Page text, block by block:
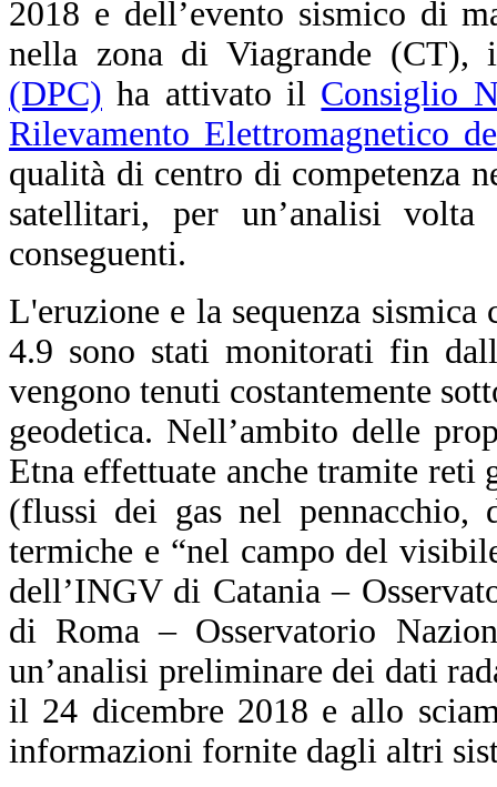
2018 e dell’evento sismico di
nella zona di Viagrande
(DPC) ha attivato il Consiglio
Rilevamento Elettromagnetico
qualità di centro di competenza
satellitari, per un’analisi
conseguenti.
L'eruzione e la sequenza
4.9 sono stati monitorati fin
vengono tenuti costantemente
geodetica. Nell’ambito delle
Etna effettuate anche tramite reti
(flussi dei gas nel pennacchio,
termiche e “nel campo del
dell’INGV di Catania –
di Roma – Osservatorio
un’analisi preliminare dei dati
il 24 dicembre 2018 e allo
informazioni fornite dagli altri